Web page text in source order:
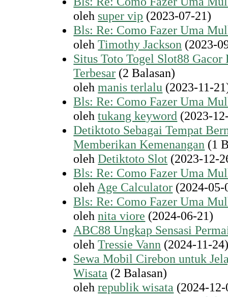
oleh super vip (2023-07-21)
Bls: Re: Como Fazer Uma
olehTimothy Jackson (2023-
Situs Toto Togel Slot88 Gacor
Terbesar (2 Balasan)
olehmanis terlalu (2023-11-
Bls: Re: Como Fazer Uma
olehtukang keyword (2023-
Detiktoto Sebagai Tempat
Memberikan Kemenangan (1
olehDetiktoto Slot (2023-12-
Bls: Re: Como Fazer Uma
oleh Age Calculator (2024-05-
Bls: Re: Como Fazer Uma
olehnita viore (2024-06-21)
ABC88 Ungkap Sensasi
olehTressie Vann (2024-11-
Sewa Mobil Cirebon untuk
Wisata (2 Balasan)
olehrepublik wisata (2024-